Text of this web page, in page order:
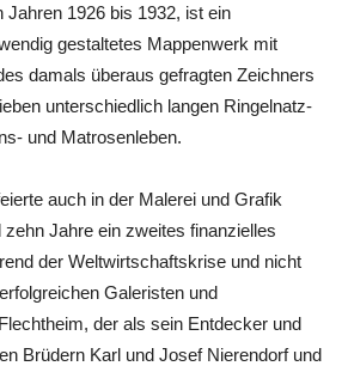
Jahren 1926 bis 1932, ist ein
gestaltetes Mappenwerk mit
damals überaus gefragten Zeichners
unterschiedlich langen Ringelnatz-
und Matrosenleben.
auch in der Malerei und Grafik
zehn Jahre ein zweites finanzielles
der Weltwirtschaftskrise und nicht
Galeristen und
der als sein Entdecker und
Brüdern Karl und Josef Nierendorf und